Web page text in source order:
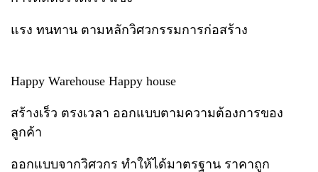
แรง ทนทาน ตามหลักวิศวกรรมการก่อสร้าง
Happy Warehouse Happy house
สร้างเร็ว ตรงเวลา ออกแบบตามความต้องการของ
ลูกค้า
ออกแบบจากวิศวกร ทำให้ได้มาตรฐาน ราคาถูก